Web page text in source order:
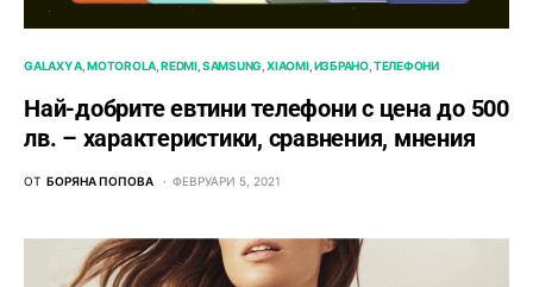
GALAXY A MOTOROLA REDMI SAMSUNG XIAOMI ИЗБРАНО ТЕЛЕФОНИ
Най-добрите евтини телефони с ценa до 500
лв. – характeристики, сравнения, мнения
ОТ БОРЯНА ПОПОВА ФЕВРУАРИ 5, 2021